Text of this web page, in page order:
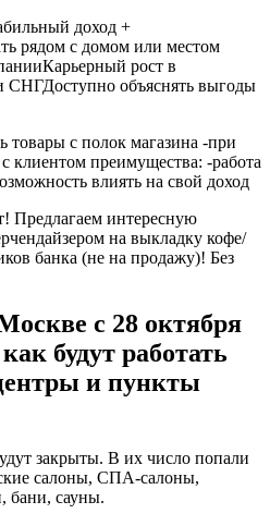
доход +
рядом с домом или местом
рост в
СНГДоступно объяснять выгоды
товары с полок магазина -при
клиентом преимущества: -работа
влиять на свой доход
Предлагаем интересную
на выкладку кофе/
банка (не на продажу)! Без
с 28 октября
будут работать
и пункты
закрыты. В их число попали
салоны, СПА-салоны,
бани, сауны.